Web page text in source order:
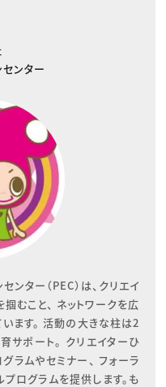
ンター
ンター（PEC）は、クリエイ
むこと、 ネットワークを広
ます。 活動の大きな柱は2
サポート。 クリエイターひ
ラムやセミナー、 フォーラ
プログラムを提供します。も